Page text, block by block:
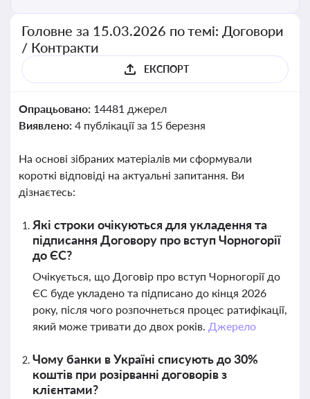
Головне за 15.03.2026 по темі: Договори
/ Контракти
ЕКСПОРТ
Опрацьовано: 14481 джерел
Виявлено: 4 публікації за 15 березня
На основі зібраних матеріалів ми сформували
короткі відповіді на актуальні запитання. Ви
дізнаєтесь:
Які строки очікуються для укладення та
підписання Договору про вступ Чорногорії
до ЄС?
Очікується, що Договір про вступ Чорногорії до
ЄС буде укладено та підписано до кінця 2026
року, після чого розпочнеться процес ратифікації,
який може тривати до двох років. Джерело
Чому банки в Україні списують до 30%
коштів при розірванні договорів з
клієнтами?